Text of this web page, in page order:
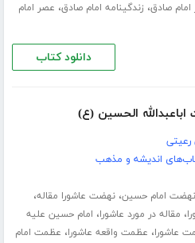
صادق، زندگینامه امام صادق، عصر امام
دانلود کتاب
اندیشه و مذهب
نهضت امام حسین،نهضت عاشورا مقاله،
، مقاله در مورد عاشورا، امام حسین علیه
عاشورا، عظمت واقعه عاشورا، عظمت امام